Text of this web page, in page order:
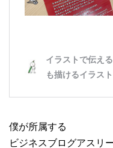
僕が所属する
ビジネスブログアスリ